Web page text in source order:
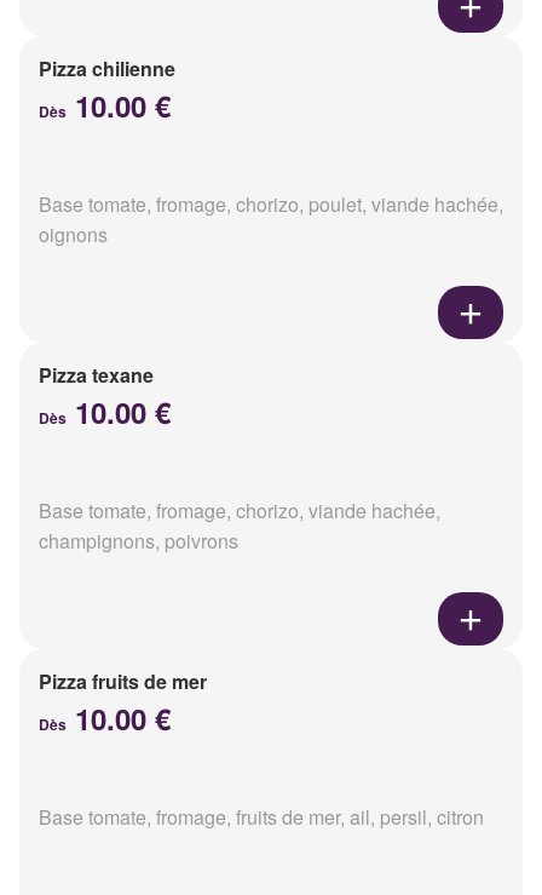
Pizza chilienne
Dès 10.00 €
Base tomate, fromage, chorizo, poulet, viande hachée,
oignons
Pizza texane
Dès 10.00 €
Base tomate, fromage, chorizo, viande hachée,
champignons, poivrons
Pizza fruits de mer
Dès 10.00 €
Base tomate, fromage, fruits de mer, ail, persil, citron